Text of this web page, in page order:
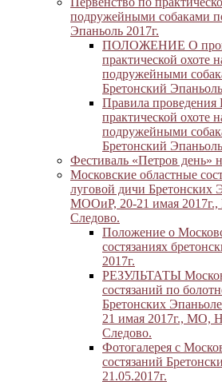
подружейными собаками
Эпаньоль 2017г.
ПОЛОЖЕНИЕ О
практической охоте
подружейными
Бретонский
Правила проведения
практической охоте
подружейными
Бретонский
Фестиваль «Петров день»
Московские областные
луговой дичи Бретонских
МООиР, 20-21 имая
Следово.
Положение о
состязаниях
2017г.
РЕЗУЛЬТАТЫ
состязаний по
Бретонских
21 имая 2017г., МО,
Следово.
Фотогалерея с
состязаний
21.05.2017г.